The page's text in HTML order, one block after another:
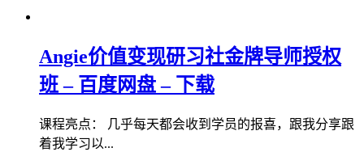
Angie价值变现研习社金牌导师授权
班 – 百度网盘 – 下载
课程亮点： 几乎每天都会收到学员的报喜，跟我分享跟
着我学习以...